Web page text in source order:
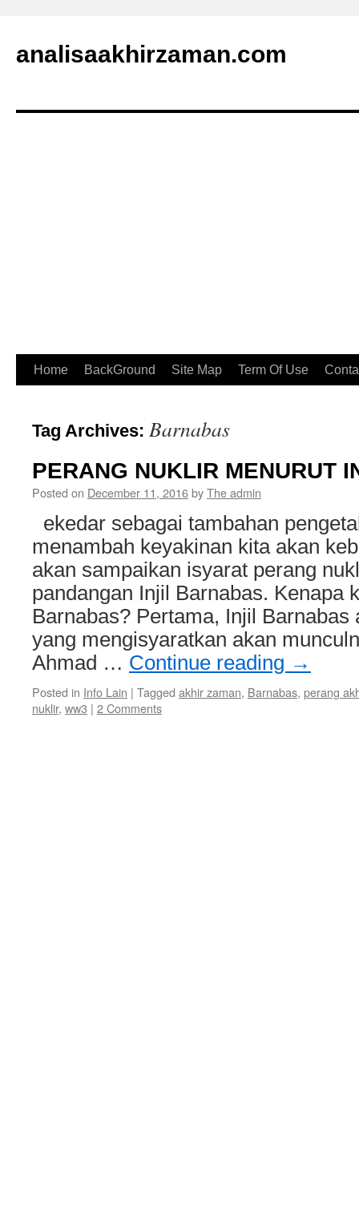
analisaakhirzaman.com
Home BackGround Site Map Term Of Use
Tag Archives: Barnabas
PERANG NUKLIR MENURUT
Posted on December 11, 2016byThe admin
ekedar sebagai tambahan
menambah keyakinan kita akan
akan sampaikan isyarat perang
pandangan Injil Barnabas. Kenapa
Barnabas? Pertama, Injil Barnabas
yang mengisyaratkan akan
Ahmad … Continue reading →
Posted in Info Lain | Tagged akhir zaman, Barnabas, perang
nuklir, ww3 | 2 Comments